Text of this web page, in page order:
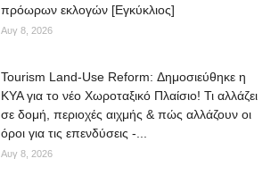
πρόωρων εκλογών [Εγκύκλιος]
Αυγ 8, 2026
Tourism Land-Use Reform: Δημοσιεύθηκε η
ΚΥΑ για το νέο Χωροταξικό Πλαίσιο! Τι αλλάζει
σε δομή, περιοχές αιχμής & πώς αλλάζουν οι
όροι για τις επενδύσεις -...
Αυγ 8, 2026